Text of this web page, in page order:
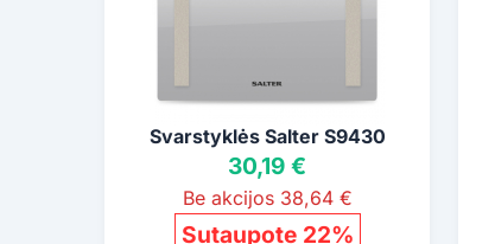
Svarstyklės Salter S9430
30,19 €
Be akcijos 38,64 €
Sutaupote 22%